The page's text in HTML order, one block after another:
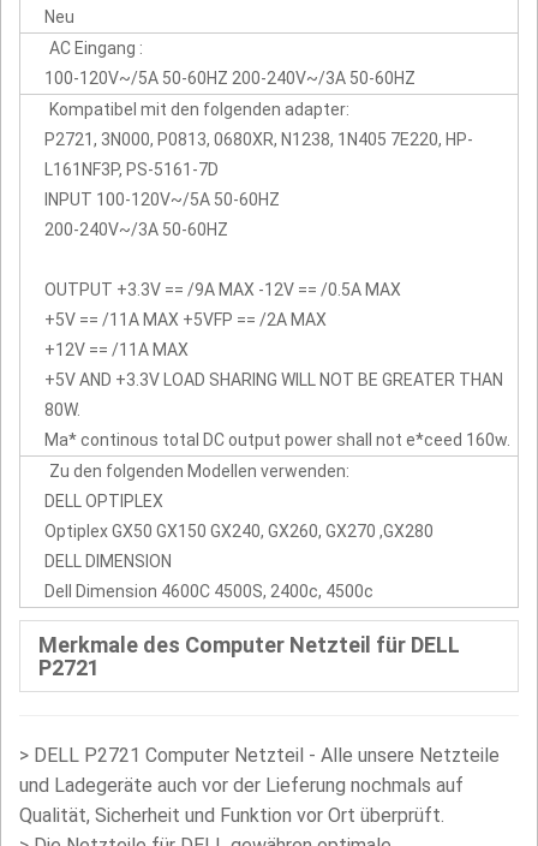
Neu
AC Eingang :
100-120V~/5A 50-60HZ 200-240V~/3A 50-60HZ
Kompatibel mit den folgenden adapter:
P2721, 3N000, P0813, 0680XR, N1238, 1N405 7E220, HP-
L161NF3P, PS-5161-7D
INPUT 100-120V~/5A 50-60HZ
200-240V~/3A 50-60HZ
OUTPUT +3.3V == /9A MAX -12V == /0.5A MAX
+5V == /11A MAX +5VFP == /2A MAX
+12V == /11A MAX
+5V AND +3.3V LOAD SHARING WILL NOT BE GREATER THAN
80W.
Ma* continous total DC output power shall not e*ceed 160w.
Zu den folgenden Modellen verwenden:
DELL OPTIPLEX
Optiplex GX50 GX150 GX240, GX260, GX270 ,GX280
DELL DIMENSION
Dell Dimension 4600C 4500S, 2400c, 4500c
Merkmale des Computer Netzteil für DELL
P2721
> DELL P2721 Computer Netzteil - Alle unsere Netzteile
und Ladegeräte auch vor der Lieferung nochmals auf
Qualität, Sicherheit und Funktion vor Ort überprüft.